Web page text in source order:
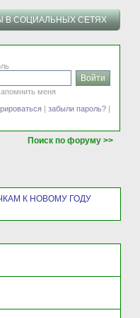
В СОЦИАЛЬНЫХ СЕТЯХ
меня
| забыли пароль? |
Поиск по форуму >>
К НОВОМУ ГОДУ